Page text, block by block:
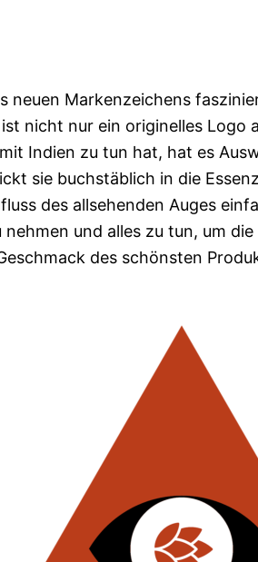
neuen Markenzeichens
nicht nur ein originelles Logo
Indien zu tun hat, hat es
sie buchstäblich in die
des allsehenden Auges
und alles zu tun, um
des schönsten